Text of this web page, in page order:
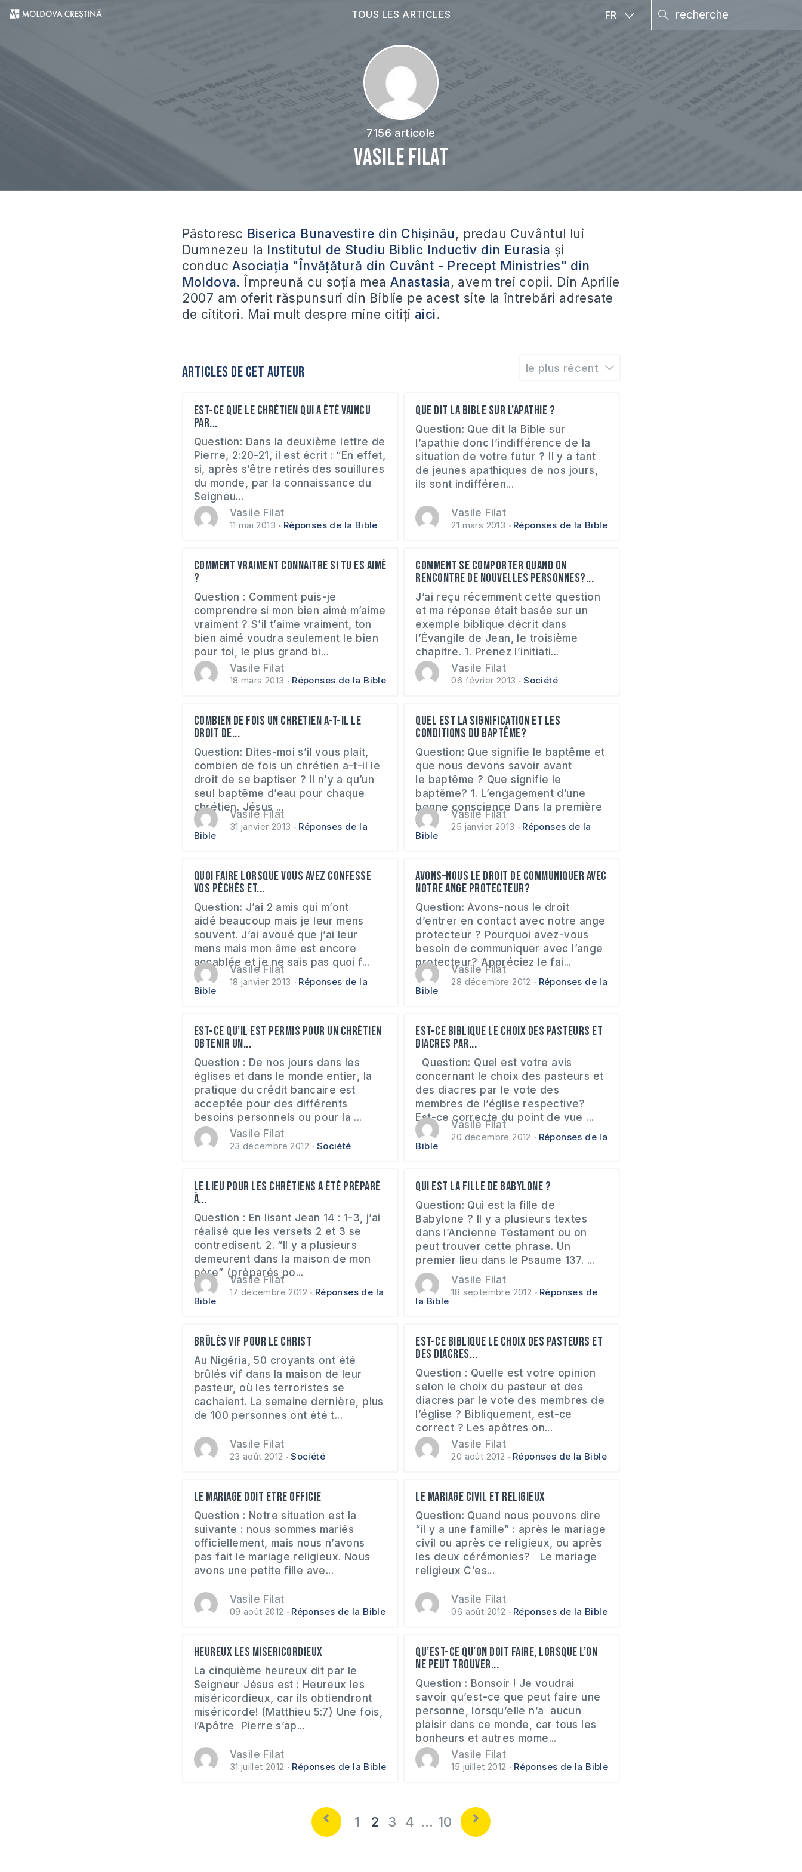
TOUS LES ARTICLES FR
7156 articole
Vasile Filat
Păstoresc Biserica Bunavestire din Chișinău, predau Cuvântul lui
Dumnezeu la Institutul de Studiu Biblic Inductiv din Eurasia și
conducAsociația "Învățătură din Cuvânt - Precept Ministries" din
Moldova. Împreună cu soția mea Anastasia, avem trei copii. Din Aprilie
2007 am oferit răspunsuri din Biblie pe acest site la întrebări adresate
de cititori. Mai mult despre mine citiți aici.
Articles de cet auteur le plus récent
Est-ce que le chrétien qui a été vaincu
par...
Question: Dans la deuxième lettre de
Pierre, 2:20-21, il est écrit : “En effet,
si, après s’être retirés des souillures
du monde, par la connaissance du
Seigneu...
Vasile Filat
11 mai 2013 Réponses de la Bible
Que dit la Bible sur l’apathie ?
Question: Que dit la Bible sur
l’apathie donc l’indifférence de la
situation de votre futur ? Il y a tant
de jeunes apathiques de nos jours,
ils sont indifféren...
Vasile Filat
21 mars 2013 Réponses de la Bible
Comment vraiment connaitre si tu es aimé
?
Question : Comment puis-je
comprendre si mon bien aimé m’aime
vraiment ? S’il t’aime vraiment, ton
bien aimé voudra seulement le bien
pour toi, le plus grand bi...
Vasile Filat
18 mars 2013 Réponses de la Bible
Comment se comporter quand on
rencontre de nouvelles personnes?...
J’ai reçu récemment cette question
et ma réponse était basée sur un
exemple biblique décrit dans
l’Évangile de Jean, le troisième
chapitre. 1. Prenez l’initiati...
Vasile Filat
06 février 2013 Société
Combien de fois un chrétien a-t-il le
droit de...
Question: Dites-moi s’il vous plait,
combien de fois un chrétien a-t-il le
droit de se baptiser ? Il n’y a qu’un
seul baptême d’eau pour chaque
chrétien. Jésus ...
Vasile Filat
31 janvier 2013 Réponses de la
Bible
Quel est la signification et les
conditions du baptême?
Question: Que signifie le baptême et
que nous devons savoir avant
le baptême ? Que signifie le
baptême? 1. L’engagement d’une
bonne conscience Dans la première
...
Vasile Filat
25 janvier 2013 Réponses de la
Bible
Quoi faire lorsque vous avez confessé
vos péchés et...
Question: J’ai 2 amis qui m’ont
aidé beaucoup mais je leur mens
souvent. J’ai avoué que j’ai leur
mens mais mon âme est encore
accablée et je ne sais pas quoi f...
Vasile Filat
18 janvier 2013 Réponses de la
Bible
Avons–nous le droit de communiquer avec
notre ange protecteur?
Question: Avons-nous le droit
d’entrer en contact avec notre ange
protecteur ? Pourquoi avez-vous
besoin de communiquer avec l’ange
protecteur? Appréciez le fai...
Vasile Filat
28 décembre 2012 Réponses de la
Bible
Est-ce qu’il est permis pour un chrétien
obtenir un...
Question : De nos jours dans les
églises et dans le monde entier, la
pratique du crédit bancaire est
acceptée pour des différents
besoins personnels ou pour la ...
Vasile Filat
23 décembre 2012 Société
Est-ce biblique le choix des pasteurs et
diacres par...
Question: Quel est votre avis
concernant le choix des pasteurs et
des diacres par le vote des
membres de l’église respective?
Est-ce correcte du point de vue ...
Vasile Filat
20 décembre 2012 Réponses de la
Bible
Le lieu pour les chrétiens a été préparé
à...
Question : En lisant Jean 14 : 1-3, j’ai
réalisé que les versets 2 et 3 se
contredisent. 2. “Il y a plusieurs
demeurent dans la maison de mon
père” (préparés po...
Vasile Filat
17 décembre 2012 Réponses de la
Bible
Qui est la fille de Babylone ?
Question: Qui est la fille de
Babylone ? Il y a plusieurs textes
dans l’Ancienne Testament ou on
peut trouver cette phrase. Un
premier lieu dans le Psaume 137. ...
Vasile Filat
18 septembre 2012 Réponses de
la Bible
Brûlés vif pour le Christ
Au Nigéria, 50 croyants ont été
brûlés vif dans la maison de leur
pasteur, où les terroristes se
cachaient. La semaine dernière, plus
de 100 personnes ont été t...
Vasile Filat
23 août 2012 Société
Est-ce biblique le choix des pasteurs et
des diacres...
Question : Quelle est votre opinion
selon le choix du pasteur et des
diacres par le vote des membres de
l’église ? Bibliquement, est-ce
correct ? Les apôtres on...
Vasile Filat
20 août 2012 Réponses de la Bible
Le mariage doit être officié
Question : Notre situation est la
suivante : nous sommes mariés
officiellement, mais nous n’avons
pas fait le mariage religieux. Nous
avons une petite fille ave...
Vasile Filat
09 août 2012 Réponses de la Bible
Le mariage civil et religieux
Question: Quand nous pouvons dire
“il y a une famille” : après le mariage
civil ou après ce religieux, ou après
les deux cérémonies? Le mariage
religieux C’es...
Vasile Filat
06 août 2012 Réponses de la Bible
Heureux les miséricordieux
La cinquième heureux dit par le
Seigneur Jésus est : Heureux les
miséricordieux, car ils obtiendront
miséricorde! (Matthieu 5:7) Une fois,
l’Apôtre Pierre s’ap...
Vasile Filat
31 juillet 2012 Réponses de la Bible
Qu’est-ce qu’on doit faire, lorsque l’on
ne peut trouver...
Question : Bonsoir ! Je voudrai
savoir qu’est-ce que peut faire une
personne, lorsqu’elle n’a aucun
plaisir dans ce monde, car tous les
bonheurs et autres mome...
Vasile Filat
15 juillet 2012 Réponses de la Bible
1 2 3 4 … 10